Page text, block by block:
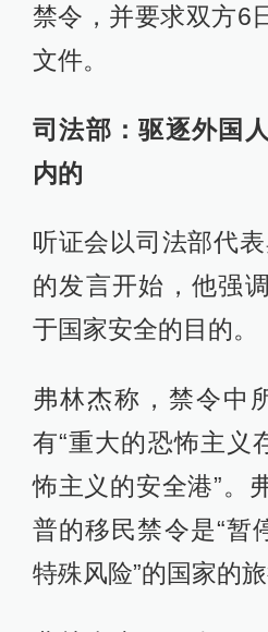
禁令，并要求双方6
文件。
司法部：驱逐外国
内的
听证会以司法部代
的发言开始，他强
于国家安全的目的。
弗林杰称，禁令中
有“重大的恐怖主义
怖主义的安全港”。
普的移民禁令是“暂
特殊风险”的国家的旅